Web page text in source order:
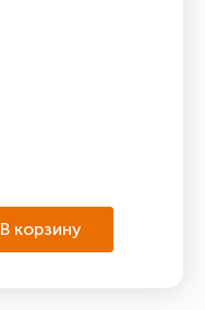
В корзину